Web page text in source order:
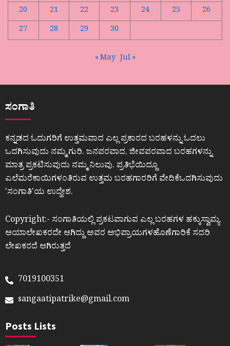
20
21 22 23 24 25
26
27
28 29 30
« May Jul »
ಸಂಗಾತಿ
ಕನ್ನಡದ ಓದುಗರಿಗೆ ಉತ್ತಮವಾದ ಎಲ್ಲ ಪ್ರಕಾರದ ಬರಹಳನ್ನು ಓದಲು
ಒದಗಿಸುವುದು ನಮ್ಮ ಗುರಿ. ಜನಪರವಾದ, ಜೀವಪರವಾದ ಬರಹಗಳನ್ನು
ಮಾತ್ರ ಪ್ರಕಟಿಸುವುದು ನಮ್ಮ ನಿಲುವು. ಪ್ರತಿಭೆಯಿದ್ದೂ
ಎಲೆಮರೆಕಾಯಿಗಳಂತಿರುವ ಉತ್ತಮ ಬರಹಗಾರರಿಗೆ ವೇದಿಕೆಒದಗಿಸುವುದು
ʼಸಂಗಾತಿʼಯ ಉದ್ದೇಶ.
Copyright:- ಸಂಗಾತಿಯಲ್ಲಿ ಪ್ರಕಟವಾಗುವ ಎಲ್ಲ ಬರಹಗಳ ಹಕ್ಕುಸ್ವಾಮ್ಯ
ಆಯಾಲೇಖಕರದೇ ಆಗಿದ್ದು ಅವರ ಅಭಿಪ್ರಾಯಗಳಹೊಣೆಗಾರಿಕೆ ಸದರಿ
ಲೇಖಕರದೆ ಆಗಿರುತ್ತದೆ
7019100351
sangaatipatrike@gmail.com
Posts Lists